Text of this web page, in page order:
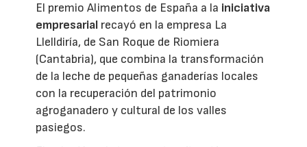
El premio Alimentos de España a la iniciativa
empresarial recayó en la empresa La
Llelldiría, de San Roque de Riomiera
(Cantabria), que combina la transformación
de la leche de pequeñas ganaderías locales
con la recuperación del patrimonio
agroganadero y cultural de los valles
pasiegos.